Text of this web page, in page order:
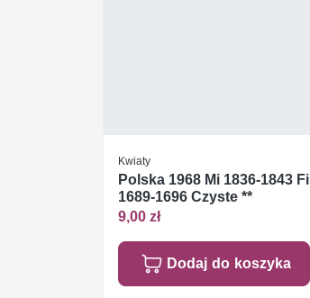
Kwiaty
Polska 1968 Mi 1836-1843 Fi
1689-1696 Czyste **
9,00 zł
Dodaj do koszyka